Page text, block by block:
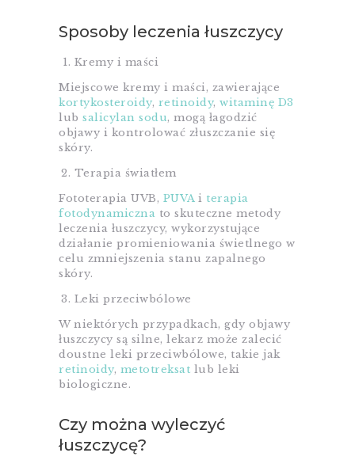
Sposoby leczenia łuszczycy
Kremy i maści
Miejscowe kremy i maści, zawierające
kortykosteroidy, retinoidy, witaminę D3
lub salicylan sodu, mogą łagodzić
objawy i kontrolować złuszczanie się
skóry.
Terapia światłem
Fototerapia UVB, PUVAi terapia
fotodynamiczna to skuteczne metody
leczenia łuszczycy, wykorzystujące
działanie promieniowania świetlnego w
celu zmniejszenia stanu zapalnego
skóry.
Leki przeciwbólowe
W niektórych przypadkach, gdy objawy
łuszczycy są silne, lekarz może zalecić
doustne leki przeciwbólowe, takie jak
retinoidy, metotreksat lub leki
biologiczne.
Czy można wyleczyć
łuszczycę?